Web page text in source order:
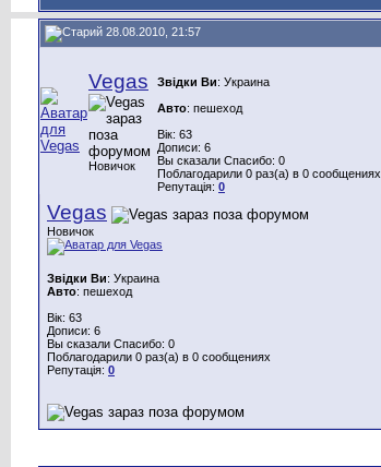
28.08.2010, 21:57
Vegas
Новичок
Звідки Ви: Украина
Авто: пешеход
Вік: 63
Дописи: 6
Вы сказали Спасибо: 0
Поблагодарили 0 раз(а) в 0 сообщениях
Репутація: 0
Vegas
Новичок
Звідки Ви: Украина
Авто: пешеход
Вік: 63
Дописи: 6
Вы сказали Спасибо: 0
Поблагодарили 0 раз(а) в 0 сообщениях
Репутація: 0